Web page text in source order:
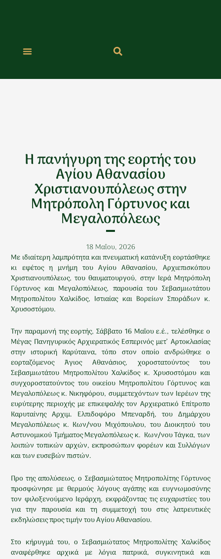
Η πανήγυρη της εορτής του
Αγίου Αθανασίου
Χριστιανουπόλεως στην
Μητρόπολη Γόρτυνος και
Μεγαλοπόλεως
18 Μαΐου, 2026
Με ιδιαίτερη λαμπρότητα και πνευματική κατάνυξη εορτάσθηκε
κι εφέτος η μνήμη του Αγίου Αθανασίου, Αρχιεπισκόπου
Χριστιανουπόλεως, του θαυματουργού, στην Ιερά Μητρόπολη
Γόρτυνος και Μεγαλοπόλεως, παρουσία του Σεβασμιωτάτου
Μητροπολίτου Χαλκίδος, Ιστιαίας και Βορείων Σποράδων κ.
Χρυσοστόμου.
Την παραμονή της εορτής, Σάββατο 16 Μαΐου ε.έ., τελέσθηκε ο
Μέγας Πανηγυρικός Αρχιερατικός Εσπερινός μετ’ Αρτοκλασίας
στην ιστορική Καρύταινα, τόπο στον οποίο ανδρώθηκε ο
εορταζόμενος Άγιος Αθανάσιος, χοροστατούντος του
Σεβασμιωτάτου Μητροπολίτου Χαλκίδος κ. Χρυσοστόμου και
συγχοροστατούντος του οικείου Μητροπολίτου Γόρτυνος και
Μεγαλοπόλεως κ. Νικηφόρου, συμμετεχόντων των Ιερέων της
ευρύτερης περιοχής με επικεφαλής τον Αρχιερατικό Επίτροπο
Καρυταίνης Αρχιμ. Ελπιδοφόρο Μπεναρδή, του Δημάρχου
Μεγαλοπόλεως κ. Κων/νου Μιχόπουλου, του Διοικητού του
Αστυνομικού Τμήματος Μεγαλοπόλεως κ. Κων/νου Τάγκα, των
λοιπών τοπικών αρχών, εκπροσώπων φορέων και Συλλόγων
και των ευσεβών πιστών.
Προ της απολύσεως, ο Σεβασμιώτατος Μητροπολίτης Γόρτυνος
προσφώνησε με θερμούς λόγους αγάπης και ευγνωμοσύνης
τον φιλοξενούμενο Ιεράρχη, εκφράζοντας τις ευχαριστίες του
για την παρουσία και τη συμμετοχή του στις λατρευτικές
εκδηλώσεις προς τιμήν του Αγίου Αθανασίου.
Στο κήρυγμά του, ο Σεβασμιώτατος Μητροπολίτης Χαλκίδος
αναφέρθηκε αρχικά με λόγια πατρικά, συγκινητικά και